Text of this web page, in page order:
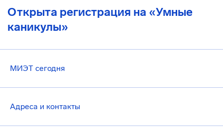
Открыта регистрация на «Умные
каникулы»
МИЭТ сегодня
Адреса и контакты